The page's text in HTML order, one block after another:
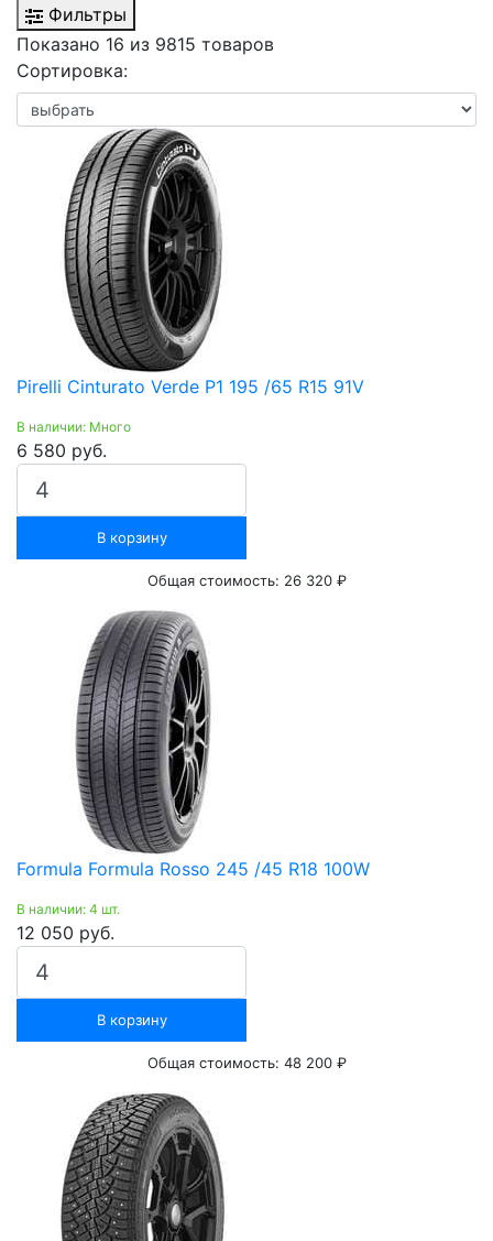
Фильтры
Показано 16 из 9815 товаров
Сортировка:
Pirelli Cinturato Verde P1 195 /65 R15 91V
В наличии: Много
6 580 руб.
В корзину
Общая стоимость: 26 320 ₽
Formula Formula Rosso 245 /45 R18 100W
В наличии: 4 шт.
12 050 руб.
В корзину
Общая стоимость: 48 200 ₽